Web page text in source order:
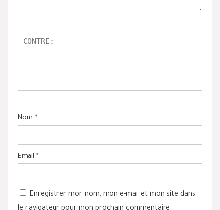
Nom *
Email *
Enregistrer mon nom, mon e-mail et mon site dans